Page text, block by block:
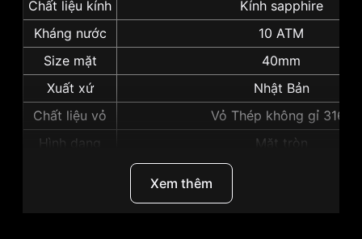
Chất liệu kính
Kính sapphire
Kháng nước
10 ATM
Size mặt
40mm
Xuất xứ
Nhật Bản
Chất liệu vỏ
Vỏ Thép không gỉ 316L
Hình dạng
Mặt tròn
Xem thêm